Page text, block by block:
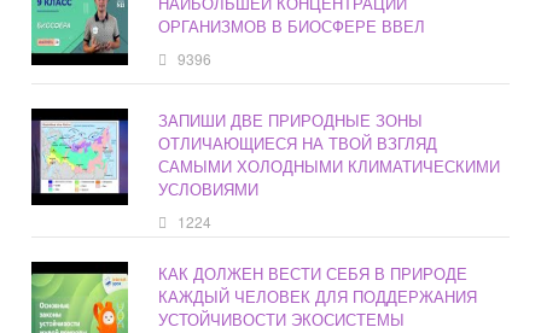
ОРГАНИЗМОВ В БИОСФЕРЕ ВВЕЛ
9396
ЗАПИШИ ДВЕ ПРИРОДНЫЕ ЗОНЫ
ОТЛИЧАЮЩИЕСЯ НА ТВОЙ ВЗГЛЯД
САМЫМИ ХОЛОДНЫМИ КЛИМАТИЧЕСКИМИ
УСЛОВИЯМИ
1224
КАК ДОЛЖЕН ВЕСТИ СЕБЯ В ПРИРОДЕ
КАЖДЫЙ ЧЕЛОВЕК ДЛЯ ПОДДЕРЖАНИЯ
УСТОЙЧИВОСТИ ЭКОСИСТЕМЫ